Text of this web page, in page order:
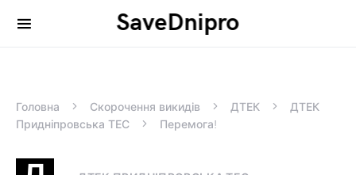
SaveDnipro
Search for:
Головна Скорочення викидів ДТЕК
ДТЕК
Придніпровська ТЕС
Перемога!